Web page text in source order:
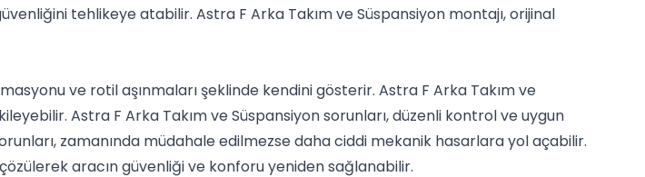
tehlikeye atabilir. Astra F Arka Takım ve Süspansiyon montajı, orijinal
ve rotil aşınmaları şeklinde kendini gösterir. Astra F Arka Takım ve
Astra F Arka Takım ve Süspansiyon sorunları, düzenli kontrol ve uygun
zamanında müdahale edilmezse daha ciddi mekanik hasarlara yol açabilir.
aracın güvenliği ve konforu yeniden sağlanabilir.